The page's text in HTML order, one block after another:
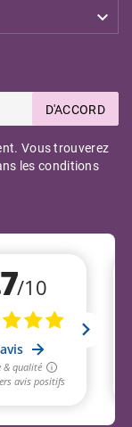

D'ACCORD
Vous trouverez
les conditions